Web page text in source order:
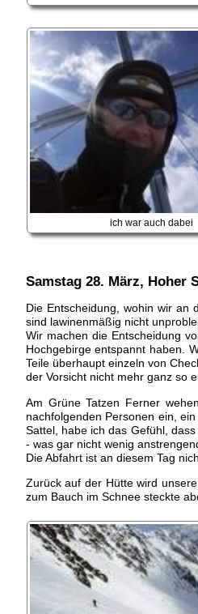
ich war auch dabei
Samstag 28. März, Hoher
Die Entscheidung, wohin wir an
sind lawinenmäßig nicht
Wir machen die Entscheidung
Hochgebirge entspannt haben.
Teile überhaupt einzeln von
der Vorsicht nicht mehr ganz so
Am Grüne Tatzen Ferner
nachfolgenden Personen ein,
Sattel, habe ich das Gefühl,
- was gar nicht wenig
Die Abfahrt ist an diesem Tag
Zurück auf der Hütte wird
zum Bauch im Schnee steckte